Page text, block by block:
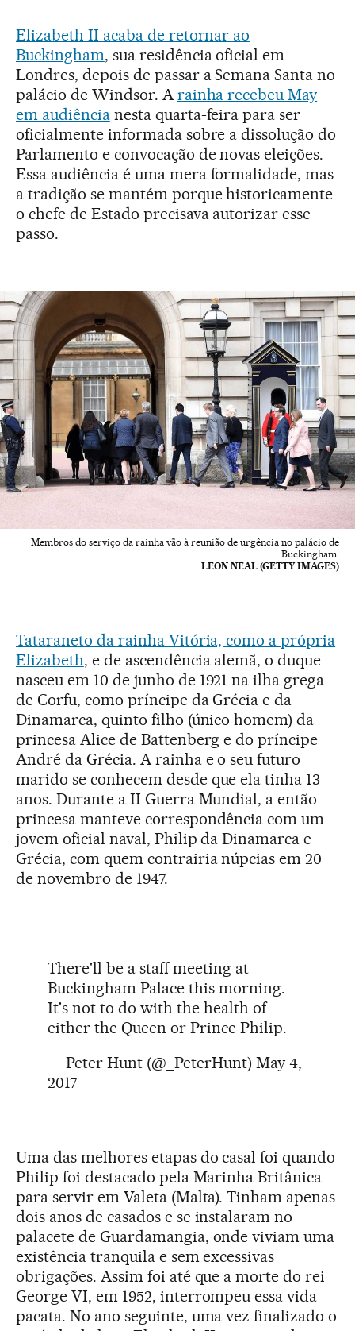
Elizabeth II acaba de retornar ao
Buckingham, sua residência oficial em
Londres, depois de passar a Semana Santa no
palácio de Windsor. Arainha recebeu May
em audiêncianesta quarta-feira para ser
oficialmente informada sobre a dissolução do
Parlamento e convocação de novas eleições.
Essa audiência é uma mera formalidade, mas
a tradição se mantém porque historicamente
o chefe de Estado precisava autorizar esse
passo.
Membros do serviço da rainha vão à reunião de urgência no palácio de
Buckingham.
LEON NEAL (GETTY IMAGES)
Tataraneto da rainha Vitória, como a própria
Elizabeth, e de ascendência alemã, o duque
nasceu em 10 de junho de 1921 na ilha grega
de Corfu, como príncipe da Grécia e da
Dinamarca, quinto filho (único homem) da
princesa Alice de Battenberg e do príncipe
André da Grécia. A rainha e o seu futuro
marido se conhecem desde que ela tinha 13
anos. Durante a II Guerra Mundial, a então
princesa manteve correspondência com um
jovem oficial naval, Philip da Dinamarca e
Grécia, com quem contrairia núpcias em 20
de novembro de 1947.
There'll be a staff meeting at
Buckingham Palace this morning.
It's not to do with the health of
either the Queen or Prince Philip.
— Peter Hunt (@_PeterHunt) May 4,
2017
Uma das melhores etapas do casal foi quando
Philip foi destacado pela Marinha Britânica
para servir em Valeta (Malta). Tinham apenas
dois anos de casados e se instalaram no
palacete de Guardamangia, onde viviam uma
existência tranquila e sem excessivas
obrigações. Assim foi até que a morte do rei
George VI, em 1952, interrompeu essa vida
pacata. No ano seguinte, uma vez finalizado o